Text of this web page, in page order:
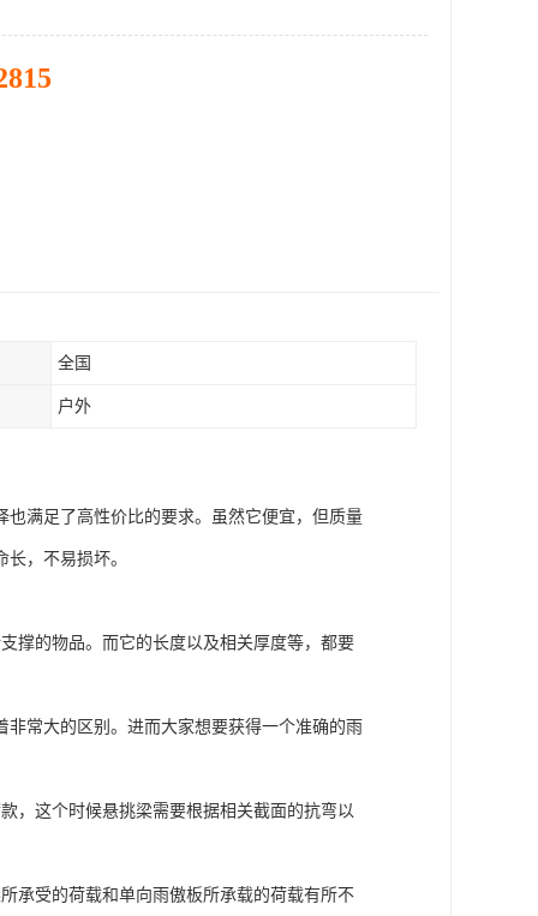
全国
户外
满足了高性价比的要求。虽然它便宜，但质量
，不易损坏。
撑的物品。而它的长度以及相关厚度等，都要
常大的区别。进而大家想要获得一个准确的雨
，这个时候悬挑梁需要根据相关截面的抗弯以
承受的荷载和单向雨傲板所承载的荷载有所不